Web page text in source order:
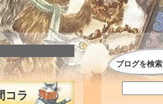
コラ
ブログを検索